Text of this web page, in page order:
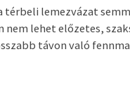
térbeli lemezvázat
nem lehet előzetes,
távon való